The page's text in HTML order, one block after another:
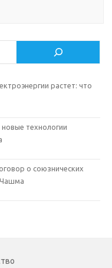
растет: что
технологии
о союзнических
Чашма